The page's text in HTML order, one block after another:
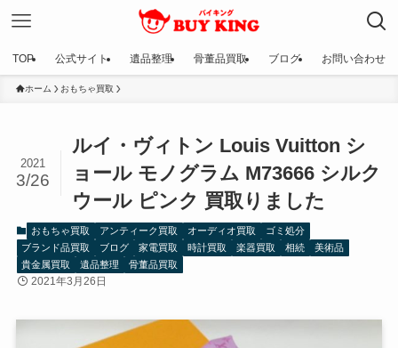
TOP 公式サイト 遺品整理 骨董品買取 ブログ お問い合わせ
ホーム おもちゃ買取
ルイ・ヴィトン Louis Vuitton シ
ョール モノグラム M73666 シルク
ウール ピンク 買取りました
2021
3/26
おもちゃ買取 アンティーク買取 オーディオ買取
ゴミ処分
ブランド品買取
ブログ 家電買取 時計買取 楽器買取 相続
美術品
貴金属買取
遺品整理 骨董品買取
2021年3月26日